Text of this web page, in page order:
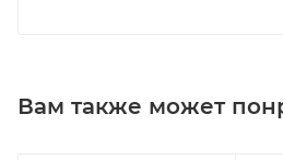
Вам также может